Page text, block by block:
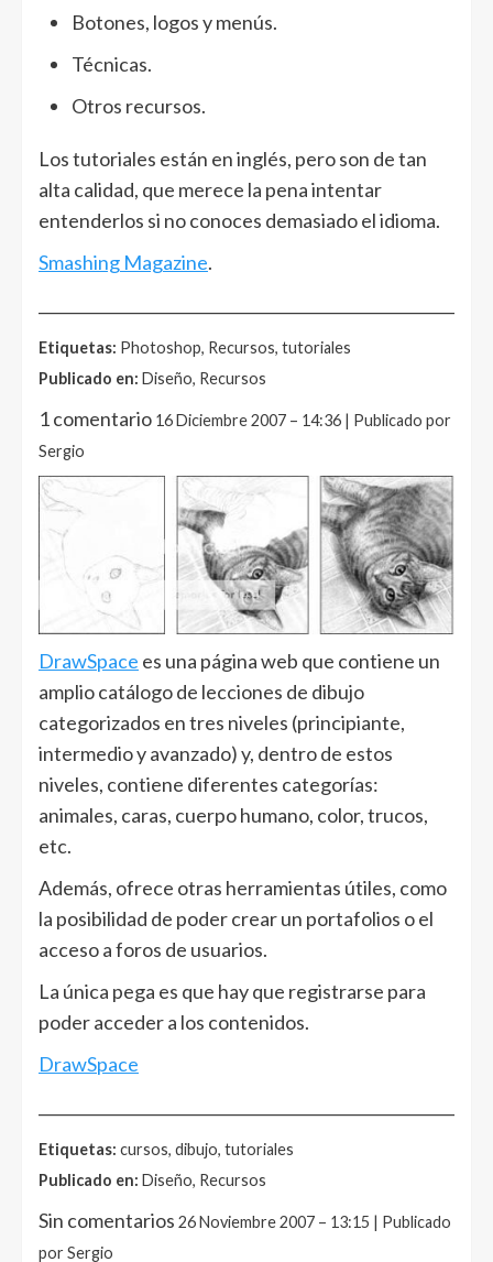
Botones, logos y menús.
Técnicas.
Otros recursos.
Los tutoriales están en inglés, pero son de tan
alta calidad, que merece la pena intentar
entenderlos si no conoces demasiado el idioma.
Smashing Magazine.
Etiquetas: Photoshop, Recursos, tutoriales
Publicado en: Diseño, Recursos
1 comentario 16 Diciembre 2007 – 14:36 | Publicado por
Sergio
DrawSpace es una página web que contiene un
amplio catálogo de lecciones de dibujo
categorizados en tres niveles (principiante,
intermedio y avanzado) y, dentro de estos
niveles, contiene diferentes categorías:
animales, caras, cuerpo humano, color, trucos,
etc.
Además, ofrece otras herramientas útiles, como
la posibilidad de poder crear un portafolios o el
acceso a foros de usuarios.
La única pega es que hay que registrarse para
poder acceder a los contenidos.
DrawSpace
Etiquetas: cursos, dibujo, tutoriales
Publicado en: Diseño, Recursos
Sin comentarios 26 Noviembre 2007 – 13:15 | Publicado
por Sergio